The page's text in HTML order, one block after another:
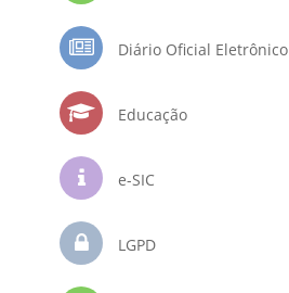
Diário Oficial Eletrônico
Educação
e-SIC
LGPD